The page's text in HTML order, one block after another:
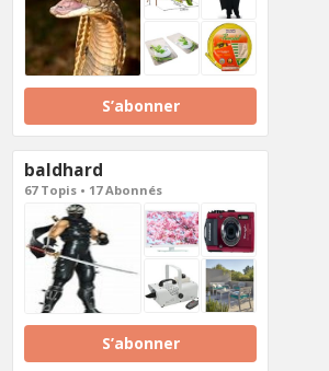
S’abonner
baldhard
67 Topis • 17 Abonnés
S’abonner